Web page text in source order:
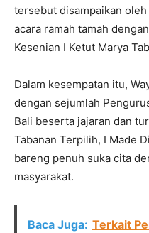
tersebut disampaikan
acara ramah tamah
Kesenian I Ketut Marya
Dalam kesempatan itu,
dengan sejumlah
Bali beserta jajaran dan
Tabanan Terpilih, I Made
bareng penuh suka cita
masyarakat.
Baca Juga: Terkait